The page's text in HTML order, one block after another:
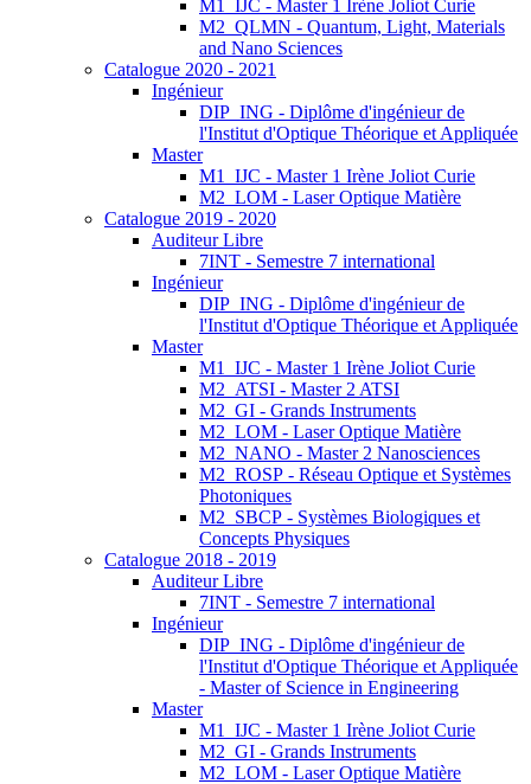
M1_IJC - Master 1 Irène Joliot Curie
M2_QLMN - Quantum, Light, Materials
and Nano Sciences
Catalogue 2020 - 2021
Ingénieur
DIP_ING - Diplôme d'ingénieur de
l'Institut d'Optique Théorique et Appliquée
Master
M1_IJC - Master 1 Irène Joliot Curie
M2_LOM - Laser Optique Matière
Catalogue 2019 - 2020
Auditeur Libre
7INT - Semestre 7 international
Ingénieur
DIP_ING - Diplôme d'ingénieur de
l'Institut d'Optique Théorique et Appliquée
Master
M1_IJC - Master 1 Irène Joliot Curie
M2_ATSI - Master 2 ATSI
M2_GI - Grands Instruments
M2_LOM - Laser Optique Matière
M2_NANO - Master 2 Nanosciences
M2_ROSP - Réseau Optique et Systèmes
Photoniques
M2_SBCP - Systèmes Biologiques et
Concepts Physiques
Catalogue 2018 - 2019
Auditeur Libre
7INT - Semestre 7 international
Ingénieur
DIP_ING - Diplôme d'ingénieur de
l'Institut d'Optique Théorique et Appliquée
- Master of Science in Engineering
Master
M1_IJC - Master 1 Irène Joliot Curie
M2_GI - Grands Instruments
M2_LOM - Laser Optique Matière